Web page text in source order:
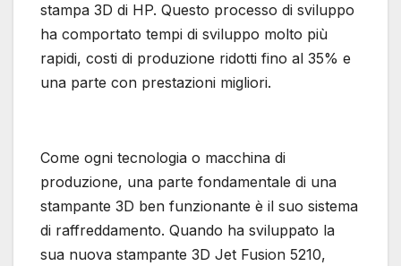
stampa 3D di HP. Questo processo di sviluppo
ha comportato tempi di sviluppo molto più
rapidi, costi di produzione ridotti fino al 35% e
una parte con prestazioni migliori.
Come ogni tecnologia o macchina di
produzione, una parte fondamentale di una
stampante 3D ben funzionante è il suo sistema
di raffreddamento. Quando ha sviluppato la
sua nuova stampante 3D Jet Fusion 5210,